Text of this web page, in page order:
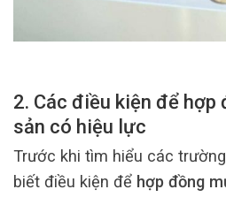
2. Các điều kiện để hợp
sản có hiệu lực
Trước khi tìm hiểu các
biết điều kiện để hợp đồng